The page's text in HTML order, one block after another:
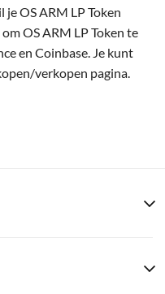
je OS ARM LP Token
OS ARM LP Token te
en Coinbase. Je kunt
verkopen pagina.